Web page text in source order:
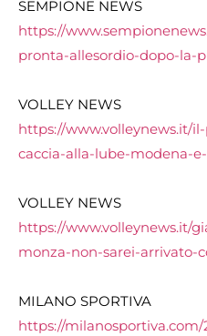
SEMPIONE NEWS
https://
pronta-allesordio-dopo-la-
VOLLEY NEWS
https://www.volleynews.it/
caccia-alla-lube-modena-
VOLLEY NEWS
https://www.volleynews.it/
monza-non-sarei-arrivato-
MILANO SPORTIVA
https://milanosportiva.com/